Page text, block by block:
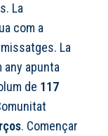
La
com a
La
any apunta
de 117
. Començar